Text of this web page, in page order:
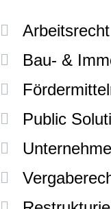
Arbeitsrecht
Bau- &
Public